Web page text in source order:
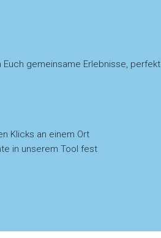
gemeinsame Erlebnisse, perfekt
Klicks an einem Ort
in unserem Tool fest